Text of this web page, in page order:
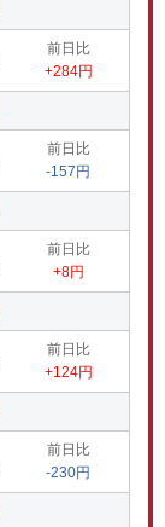
前日比
+284円
前日比
-157円
前日比
+8円
前日比
+124円
前日比
-230円